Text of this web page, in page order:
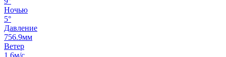
Ночью
5°
Давление
756.9мм
Ветер
1.6м/с